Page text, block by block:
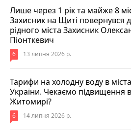
Лише через 1 рік та майже 8
Захисник на Щиті повернувся
рідного міста Захисник
Піонткевич
6 13 липня 2026 р.
Тарифи на холодну воду в
України. Чекаємо підвищення в
Житомирі?
6 14 липня 2026 р.